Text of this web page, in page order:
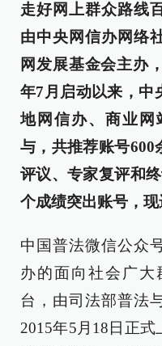
走好网上群众路线
由中央网信办网络
网发展基金会主办
年7月启动以来，中
地网信办、商业网
与，共推荐账号600
评议、专家复评和
个成绩突出账号，现
中国普法微信公众
办的面向社会广
台，由司法部普法
2015年5月18日正